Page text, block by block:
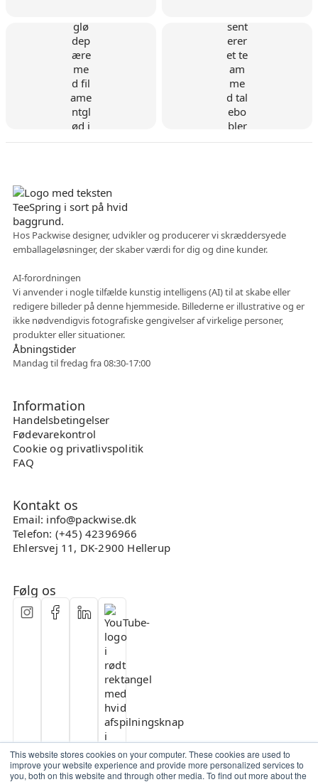
This website stores cookies on your computer. These cookies are used to
improve your website experience and provide more personalized services to
you, both on this website and through other media. To find out more about the
Hos Packwise designer, udvikler og producerer vi skræddersyede
emballageløsninger, der skaber værdi for dig og dine kunder.
AI-forordningen
Vi anvender i nogle tilfælde kunstig intelligens (AI) til at skabe eller
redigere billeder på denne hjemmeside. Billederne er illustrative og er
ikke nødvendigvis fotografiske gengivelser af virkelige personer,
produkter eller situationer.
Åbningstider
Mandag til fredag fra 08:30-17:00
Information
Handelsbetingelser
Fødevarekontrol
Cookie og privatlivspolitik
FAQ
Kontakt os
Email: info@packwise.dk
Telefon: (+45) 42396966
Ehlersvej 11, DK-2900 Hellerup
Følg os